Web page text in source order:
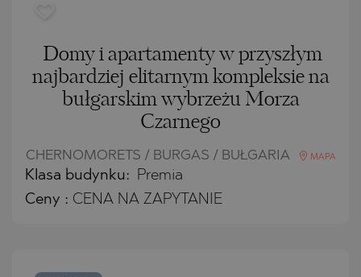
Domy i apartamenty w przyszłym
najbardziej elitarnym kompleksie na
bułgarskim wybrzeżu Morza
Czarnego
CHERNOMORETS / BURGAS / BUŁGARIA MAPA
Klasa budynku: Premia
Ceny : CENA NA ZAPYTANIE